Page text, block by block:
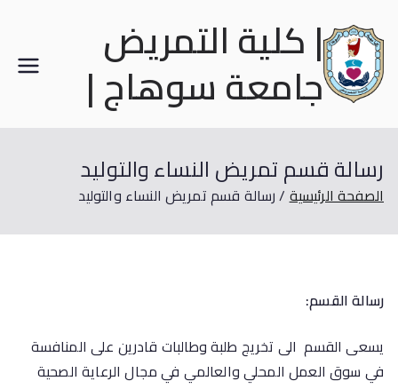
| كلية التمريض
جامعة سوهاج |
رسالة قسم تمريض النساء والتوليد
الصفحة الرئيسية رسالة قسم تمريض النساء والتوليد
رسالة القسم:
يسعى القسم الى تخريج طلبة وطالبات قادرين على المنافسة
في سوق العمل المحلي والعالمي في مجال الرعاية الصحية